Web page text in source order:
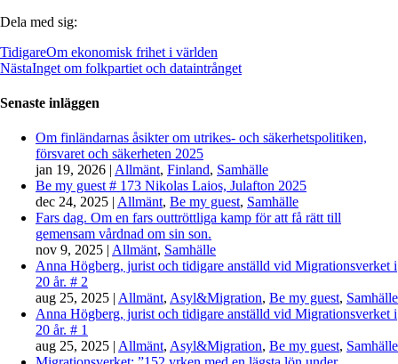
Dela med sig:
TidigareOm ekonomisk frihet i världen
NästaInget om folkpartiet och dataintrånget
Senaste inläggen
Om finländarnas åsikter om utrikes- och säkerhetspolitiken,
försvaret och säkerheten 2025
jan 19, 2026 | Allmänt, Finland, Samhälle
Be my guest # 173 Nikolas Laios, Julafton 2025
dec 24, 2025 | Allmänt, Be my guest, Samhälle
Fars dag. Om en fars outtröttliga kamp för att få rätt till
gemensam vårdnad om sin son.
nov 9, 2025 | Allmänt, Samhälle
Anna Högberg, jurist och tidigare anställd vid Migrationsverket i
20 år. # 2
aug 25, 2025 | Allmänt, Asyl&Migration, Be my guest, Samhälle
Anna Högberg, jurist och tidigare anställd vid Migrationsverket i
20 år. # 1
aug 25, 2025 | Allmänt, Asyl&Migration, Be my guest, Samhälle